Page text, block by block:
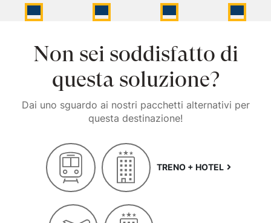
Non sei soddisfatto di
questa soluzione?
Dai uno sguardo ai nostri pacchetti alternativi per
questa destinazione!
TRENO + HOTEL